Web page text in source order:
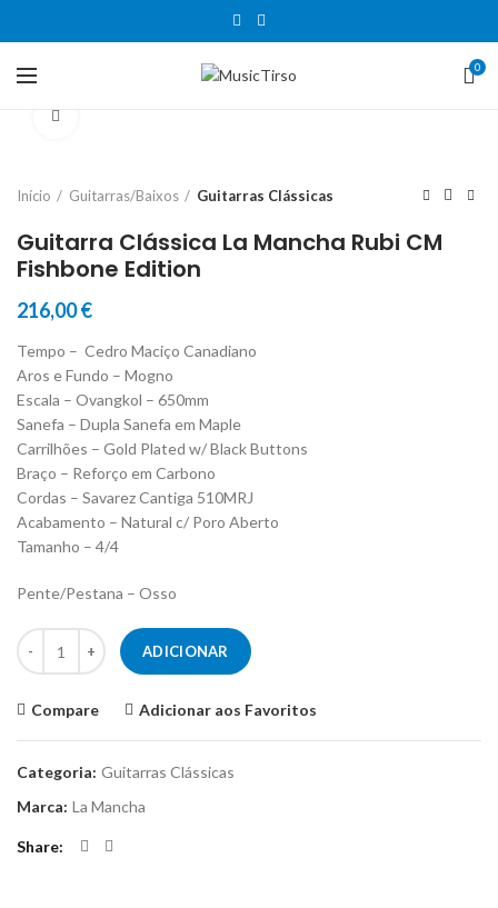
0
Início Guitarras/Baixos Guitarras Clássicas
Guitarra Clássica La Mancha Rubi CM
Fishbone Edition
216,00€
Tempo – Cedro Maciço Canadiano
Aros e Fundo – Mogno
Escala – Ovangkol – 650mm
Sanefa – Dupla Sanefa em Maple
Carrilhões – Gold Plated w/ Black Buttons
Braço – Reforço em Carbono
Cordas – Savarez Cantiga 510MRJ
Acabamento – Natural c/ Poro Aberto
Tamanho – 4/4
Pente/Pestana – Osso
Quantidade de Guitarra Clássica La Mancha Rubi CM Fishbone Edition
ADICIONAR
Compare Adicionar aos Favoritos
Categoria: Guitarras Clássicas
Marca: La Mancha
Share